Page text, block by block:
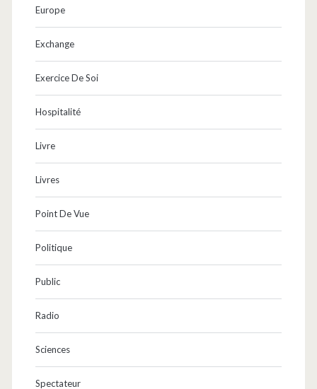
Europe
Exchange
Exercice De Soi
Hospitalité
Livre
Livres
Point De Vue
Politique
Public
Radio
Sciences
Spectateur